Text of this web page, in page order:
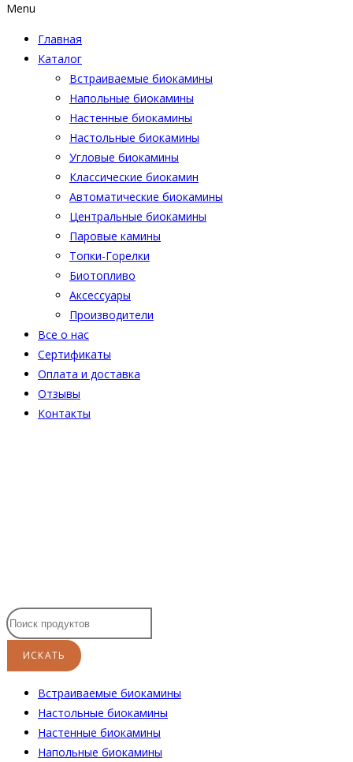
Menu
Главная
Каталог
Встраиваемые биокамины
Напольные биокамины
Настенные биокамины
Настoльные биокамины
Угловые биокамины
Классические биокамин
Автоматические биокамины
Центральные биокамины
Паровые камины
Топки-Горелки
Биотопливо
Аксессуары
Производители
Все о нас
Сертификаты
Оплата и доставка
Отзывы
Контакты
Встраиваемые биокамины
Настoльные биокамины
Настенные биокамины
Напольные биокамины